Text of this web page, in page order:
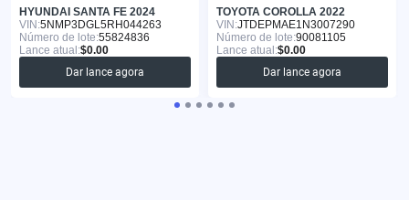
HYUNDAI SANTA FE 2024
VIN:5NMP3DGL5RH044263
Número de lote:55824836
Lance atual:$0.00
Dar lance agora
TOYOTA COROLLA 2022
VIN:JTDEPMAE1N3007290
Número de lote:90081105
Lance atual:$0.00
Dar lance agora